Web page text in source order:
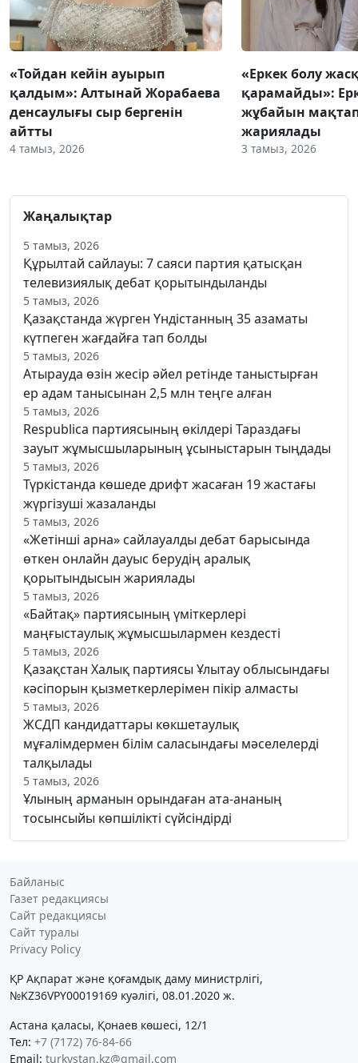
«Тойдан кейін ауырып
қалдым»: Алтынай Жорабаева
денсаулығы сыр бергенін
айтты
4 тамыз, 2026
«Еркек болу
қарамайды»:
жұбайын
жариялады
3 тамыз, 2026
Жаңалықтар
5 тамыз, 2026
Құрылтай сайлауы: 7 саяси партия қатысқан
телевизиялық дебат қорытындыланды
5 тамыз, 2026
Қазақстанда жүрген Үндістанның 35 азаматы
күтпеген жағдайға тап болды
5 тамыз, 2026
Атырауда өзін жесір әйел ретінде таныстырған
ер адам танысынан 2,5 млн теңге алған
5 тамыз, 2026
Respublica партиясының өкілдері Тараздағы
зауыт жұмысшыларының ұсыныстарын тыңдады
5 тамыз, 2026
Түркістанда көшеде дрифт жасаған 19 жастағы
жүргізуші жазаланды
5 тамыз, 2026
«Жетінші арна» сайлауалды дебат барысында
өткен онлайн дауыс берудің аралық
қорытындысын жариялады
5 тамыз, 2026
«Байтақ» партиясының үміткерлері
маңғыстаулық жұмысшылармен кездесті
5 тамыз, 2026
Қазақстан Халық партиясы Ұлытау облысындағы
кәсіпорын қызметкерлерімен пікір алмасты
5 тамыз, 2026
ЖСДП кандидаттары көкшетаулық
мұғалімдермен білім саласындағы мәселелерді
талқылады
5 тамыз, 2026
Ұлының арманын орындаған ата-ананың
тосынсыйы көпшілікті сүйсіндірді
Байланыс
Газет редакциясы
Сайт редакциясы
Сайт туралы
Privacy Policy
ҚР Ақпарат және қоғамдық даму министрлігі,
№KZ36VPY00019169 куәлігі, 08.01.2020 ж.
Астана қаласы, Қонаев көшесі, 12/1
Тел: +7 (7172) 76-84-66
Email: turkystan.kz@gmail.com